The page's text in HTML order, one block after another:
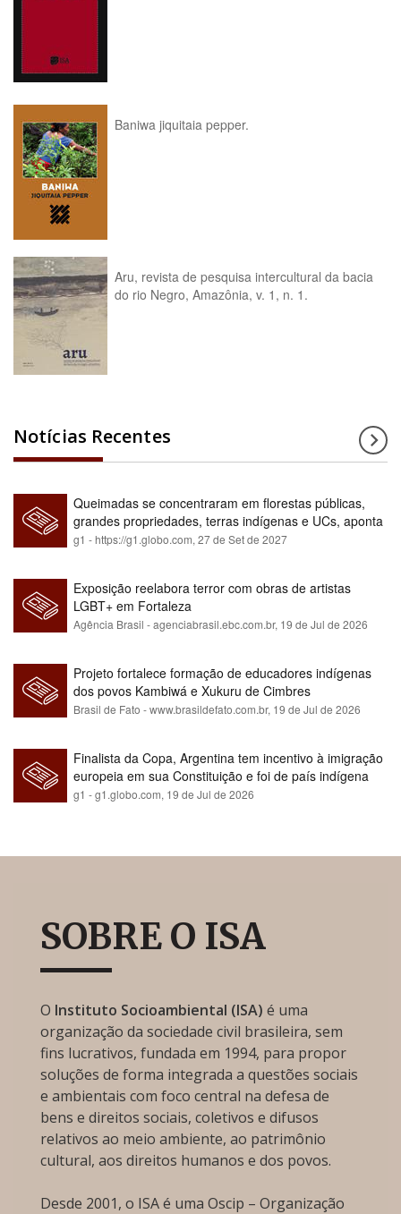
Baniwa jiquitaia pepper.
Aru, revista de pesquisa intercultural da bacia
do rio Negro, Amazônia, v. 1, n. 1.
Notícias Recentes
Queimadas se concentraram em florestas públicas,
grandes propriedades, terras indígenas e UCs, aponta
relatório
g1 - https://g1.globo.com, 27 de Set de 2027
Exposição reelabora terror com obras de artistas
LGBT+ em Fortaleza
Agência Brasil - agenciabrasil.ebc.com.br, 19 de Jul de 2026
Projeto fortalece formação de educadores indígenas
dos povos Kambiwá e Xukuru de Cimbres
Brasil de Fato - www.brasildefato.com.br, 19 de Jul de 2026
Finalista da Copa, Argentina tem incentivo à imigração
europeia em sua Constituição e foi de país indígena
para maioria branca
g1 - g1.globo.com, 19 de Jul de 2026
SOBRE O ISA
O Instituto Socioambiental (ISA) é uma
organização da sociedade civil brasileira, sem
fins lucrativos, fundada em 1994, para propor
soluções de forma integrada a questões sociais
e ambientais com foco central na defesa de
bens e direitos sociais, coletivos e difusos
relativos ao meio ambiente, ao patrimônio
cultural, aos direitos humanos e dos povos.
Desde 2001, o ISA é uma Oscip – Organização